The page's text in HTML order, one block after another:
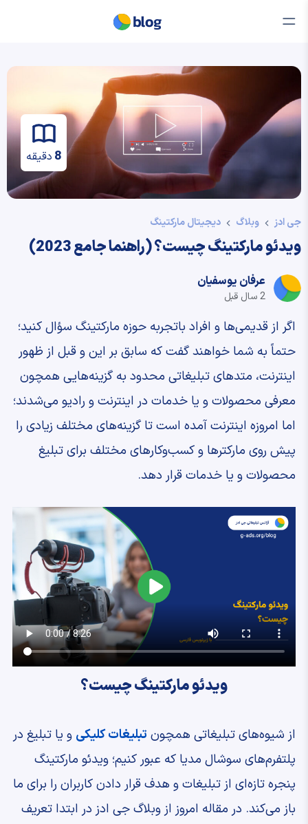
8 دقیقه
جی ادز وبلاگ دیجیتال مارکتینگ
ویدئو مارکتینگ چیست؟ (راهنما جامع 2023)
عرفان یوسفیان
2 سال قبل
اگر از قدیمی‌ها و افراد باتجربه حوزه مارکتینگ سؤال کنید؛
حتماً به شما خواهند گفت که سابق بر این و قبل از ظهور
اینترنت، متدهای تبلیغاتی محدود به گزینه‌هایی همچون
معرفی محصولات و یا خدمات در اینترنت و رادیو می‌شدند؛
اما امروزه اینترنت آمده است تا گزینه‌های مختلف زیادی را
پیش روی مارکترها و کسب‌وکارهای مختلف برای تبلیغ
محصولات و یا خدمات قرار دهد.
ویدئو مارکتینگ چیست؟
از شیوه‌های تبلیغاتی همچون تبلیغات کلیکیو یا تبلیغ در
پلتفرم‌های سوشال مدیا که عبور کنیم؛ ویدئو مارکتینگ
پنجره تازه‌ای از تبلیغات و هدف قرار دادن کاربران را برای ما
باز می‌کند. در مقاله امروز از وبلاگ جی ادز در ابتدا تعریف